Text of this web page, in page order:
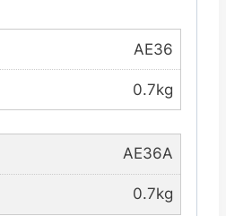
AE36
0.7kg
AE36A
0.7kg